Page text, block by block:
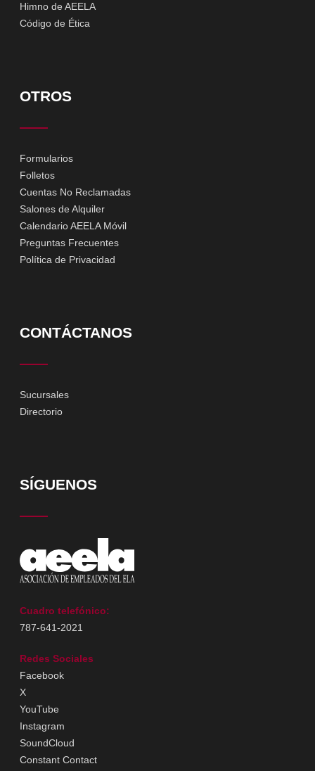
Himno de AEELA
Código de Ética
OTROS
Formularios
Folletos
Cuentas No Reclamadas
Salones de Alquiler
Calendario AEELA Móvil
Preguntas Frecuentes
Política de Privacidad
CONTÁCTANOS
Sucursales
Directorio
SÍGUENOS
Cuadro telefónico:
787-641-2021
Redes Sociales
Facebook
X
YouTube
Instagram
SoundCloud
Constant Contact